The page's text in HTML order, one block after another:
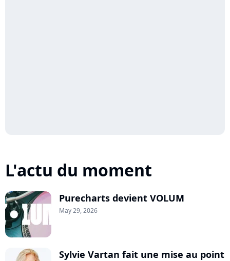
L'actu du moment
Purecharts devient VOLUM
May 29, 2026
Sylvie Vartan fait une mise au point